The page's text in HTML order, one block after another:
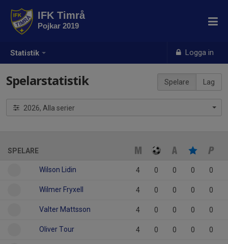
Statistik Logga in
IFK Timrå
Pojkar 2019
Spelare Lag
Spelarstatistik
2026, Alla serier
SPELARE
Wilson Lidin 4 0 0 0 0
Wilmer Fryxell 4 0 0 0 0
Valter Mattsson 4 0 0 0 0
Oliver Tour 4 0 0 0 0